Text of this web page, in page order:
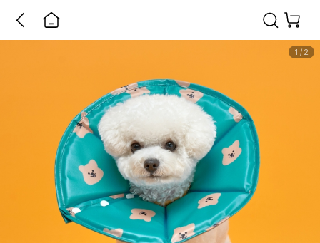
1 / 2